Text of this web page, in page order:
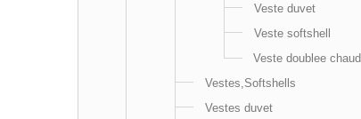
Veste duvet
Veste softshell
Veste doublee chaud
Vestes,Softshells
Vestes duvet